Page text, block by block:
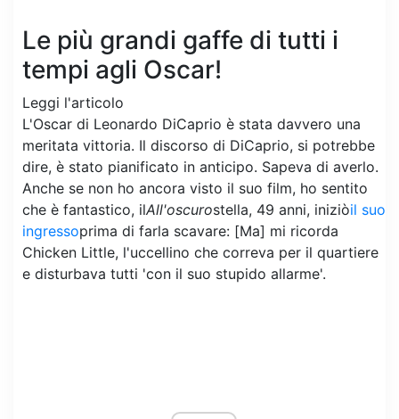
Le più grandi gaffe di tutti i
tempi agli Oscar!
Leggi l'articolo
L'Oscar di Leonardo DiCaprio è stata davvero una
meritata vittoria. Il discorso di DiCaprio, si potrebbe
dire, è stato pianificato in anticipo. Sapeva di averlo.
Anche se non ho ancora visto il suo film, ho sentito
che è fantastico, ilAll'oscurostella, 49 anni, iniziòil suo
ingressoprima di farla scavare: [Ma] mi ricorda
Chicken Little, l'uccellino che correva per il quartiere
e disturbava tutti 'con il suo stupido allarme'.